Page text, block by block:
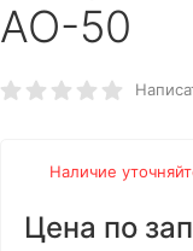
AO-50
Наличие
Цена по